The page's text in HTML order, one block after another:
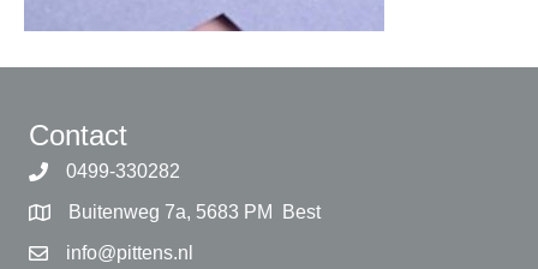
Contact
0499-330282
Buitenweg 7a, 5683 PM Best
info@pittens.nl